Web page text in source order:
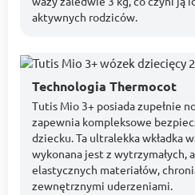
aktywnych rodziców.
Technologia Thermocot
Tutis Mio 3+ posiada zupełnie
zapewnia kompleksowe
dziecku. Ta ultralekka wkładka
wykonana jest z wytrzymałych,
elastycznych materiałów,
zewnętrznymi uderzeniami.